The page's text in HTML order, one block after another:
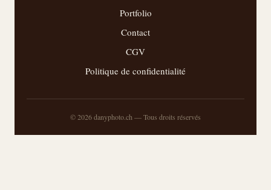
Portfolio
Contact
CGV
Politique de confidentialité
© 2026 danyphoto.ch — Tous droits réservés